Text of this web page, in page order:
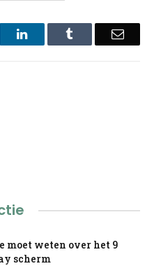
LinkedIn Email
moet weten over het 9
scherm